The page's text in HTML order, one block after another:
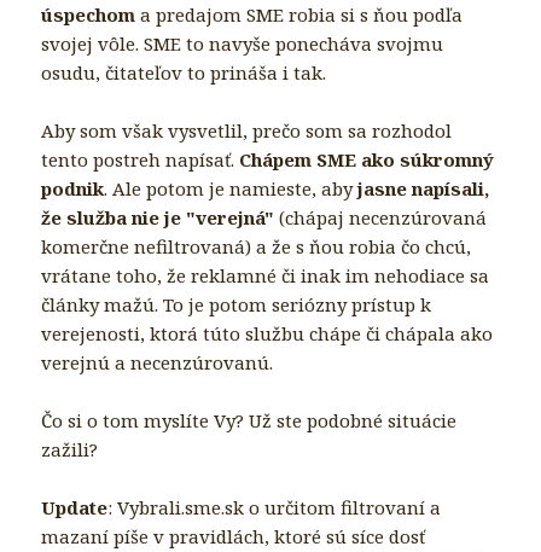
úspechom a predajom SME robia si s ňou podľa
svojej vôle. SME to navyše ponecháva svojmu
osudu, čitateľov to prináša i tak.
Aby som však vysvetlil, prečo som sa rozhodol
tento postreh napísať. Chápem SME ako súkromný
podnik. Ale potom je namieste, abyjasne napísali,
že služba nie je "verejná" (chápajnecenzúrovaná
komerčne nefiltrovaná) a že s ňou robia čo chcú,
vrátane toho, že reklamné či inak im nehodiace sa
články mažú. To je potom seriózny prístup k
verejenosti, ktorá túto službu chápe či chápala ako
verejnú a necenzúrovanú.
Čo si o tom myslíte Vy? Už ste podobné situácie
zažili?
Update: Vybrali.sme.sk o určitom filtrovaní a
mazaní píše v pravidlách, ktoré sú síce dosť